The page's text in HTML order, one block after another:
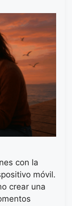
con la
móvil.
crear una